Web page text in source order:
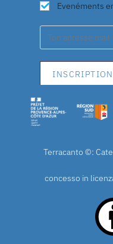
Evenéments
Terracanto ©:
concesso in